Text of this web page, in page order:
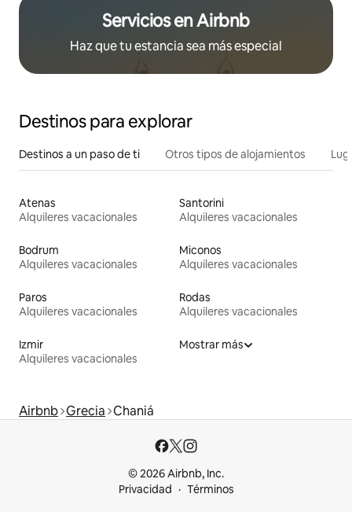
Servicios en Airbnb
Haz que tu estancia sea más especial
Destinos para explorar
Destinos a un paso de ti Otros tipos de alojamientos
Atenas
Alquileres vacacionales
Santorini
Alquileres vacacionales
Bodrum
Alquileres vacacionales
Miconos
Alquileres vacacionales
Paros
Alquileres vacacionales
Rodas
Alquileres vacacionales
Izmir
Alquileres vacacionales
Mostrar más
Airbnb Grecia Chaniá
© 2026 Airbnb, Inc.
Privacidad
Términos